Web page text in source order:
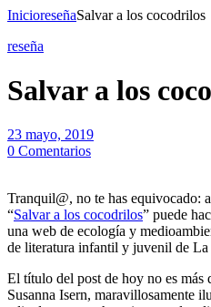
InicioreseñaSalvar a los cocodrilos
reseña
Salvar a los
23 mayo, 2019
0 Comentarios
Tranquil@, no te has equivocado:
“Salvar a los cocodrilos” puede
una web de ecología y
de literatura infantil y juvenil de La
El título del post de hoy no es
Susanna Isern, maravillosamente